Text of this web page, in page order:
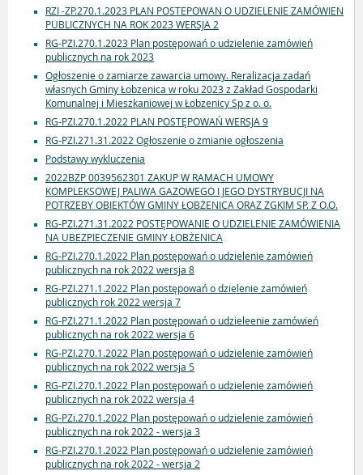
RZI -ZP.270.1.2023 PLAN POSTEPOWAN O UDZIELENIE ZAMÓWIEN
PUBLICZNYCH NA ROK 2023 WERSJA 2
RG-PZI.270.1.2023 Plan postępowań o udzielenie zamówień
publicznych na rok 2023
Ogłoszenie o zamiarze zawarcia umowy. Reralizacja zadań
własnych Gminy Łobzenica w roku 2023 z Zakład Gospodarki
Komunalnej i Mieszkaniowej w Łobzenicy Sp z o. o.
RG-PZI.270.1.2022 PLAN POSTĘPOWAŃ WERSJA 9
RG-PZI.271.31.2022 Ogłoszenie o zmianie ogłoszenia
Podstawy wykluczenia
2022BZP 0039562301 ZAKUP W RAMACH UMOWY
KOMPLEKSOWEJ PALIWA GAZOWEGO I JEGO DYSTRYBUCJI NA
POTRZEBY OBIEKTÓW GMINY ŁOBŻENICA ORAZ ZGKIM SP. Z O.O.
RG-PZI.271.31.2022 POSTĘPOWANIE O UDZIELENIE ZAMÓWIENIA
NA UBEZPIECZENIE GMINY ŁOBŻENICA
RG-PZI.270.1.2022 Plan postępowań o udzielenie zamówień
publicznych na rok 2022 wersja 8
RG-PZI.271.1.2022 Plan postępowań o dzielenie zamówień
publicznych rok 2022 wersja 7
RG-PZI.271.1.2022 Plan postępowań o udzieleenie zamówień
publicznych na rok 2022 wersja 6
RG-PZI.270.1.2022 Plan postępowań o udzielenie zamówień
publicznych na rok 2022 wersja 5
RG-PZI.270.1.2022 Plan postępowań o udzielenie zamówień
publicznych na rok 2022 wersja 4
RG-PZi.270.1.2022 Plan postępowań o udzielenie zamówień
publicznych na rok 2022 - wersja 3
RG-PZI.270.1.2022 Plan postępowań o udzielenie zamówień
publicznych na rok 2022 - wersja 2